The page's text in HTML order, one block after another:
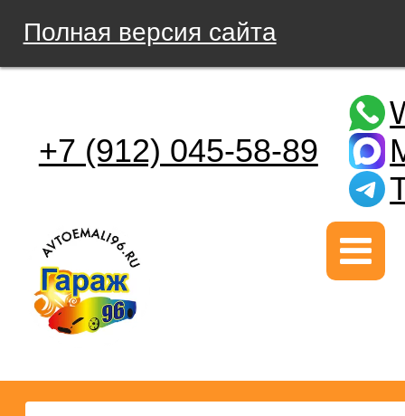
Полная версия сайта
+7 (912) 045-58-89